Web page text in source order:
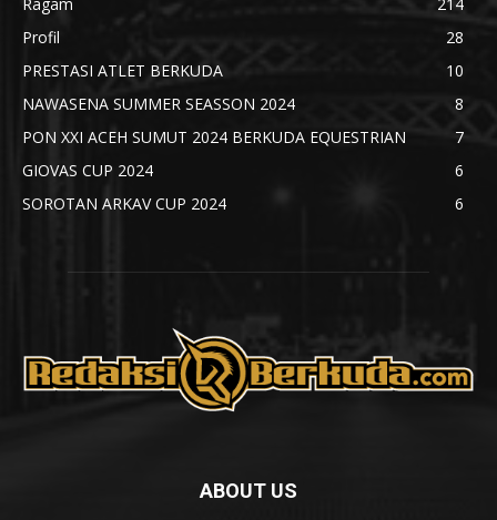
Profil
28
PRESTASI ATLET BERKUDA
10
NAWASENA SUMMER SEASSON 2024
8
PON XXI ACEH SUMUT 2024 BERKUDA EQUESTRIAN
7
GIOVAS CUP 2024
6
SOROTAN ARKAV CUP 2024
6
ABOUT US